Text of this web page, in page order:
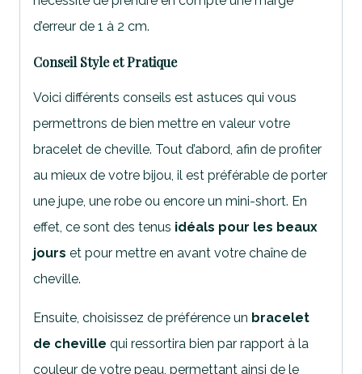
d’erreur de 1 à 2 cm.
Conseil Style et Pratique
Voici différents conseils est astuces qui vous
permettrons de bien mettre en valeur votre
bracelet de cheville. Tout d’abord, afin de profiter
au mieux de votre bijou, il est préférable de porter
une jupe, une robe ou encore un mini-short. En
effet, ce sont des tenus idéals pour les beaux
jours et pour mettre en avant votre chaîne de
cheville.
Ensuite, choisissez de préférence un bracelet
de cheville qui ressortira bien par rapport à la
couleur de votre peau, permettant ainsi de le